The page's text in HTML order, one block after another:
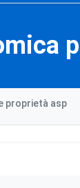
proprietà asp